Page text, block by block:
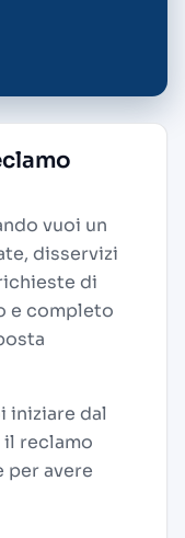
vuoi un
disservizi
di
e completo
iniziare dal
il reclamo
per avere